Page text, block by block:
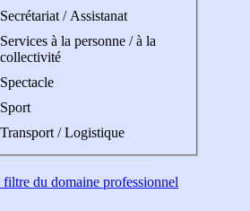
Secrétariat / Assistanat
Services à la personne / à la
collectivité
Spectacle
Sport
Transport / Logistique
du domaine professionnel